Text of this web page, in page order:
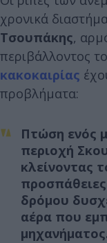
χρονικά
Τσουπάκης,
περιβάλλοντος
κακοκαιρίας
προβλήματα:
Πτώση ενός
περιοχή
κλείνοντας
δρόμου
αέρα που